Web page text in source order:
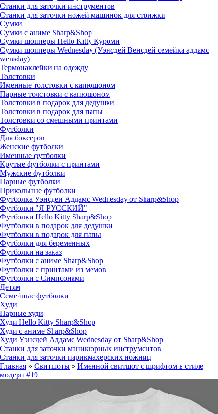
Станки для заточки инструментов
Станки для заточки ножей машинок для стрижки
Сумки
Сумки с аниме Sharp&Shop
Сумки шопперы Hello Kitty Куроми
Сумки шопперы Wednesday (Уэнсдей Венсдей семейка аддамс
wensday)
Термонаклейки на одежду
Толстовки
Именные толстовки с капюшоном
Парные толстовки с капюшоном
Толстовки в подарок для дедушки
Толстовки в подарок для папы
Толстовки со смешными принтами
Футболки
Для боксеров
Женские футболки
Именные футболки
Крутые футболки с принтами
Мужские футболки
Парные футболки
Прикольные футболки
Футболка Уэнсдей Аддамс Wednesday от Sharp&Shop
Футболки "Я РУССКИЙ"
Футболки Hello Kitty Sharp&Shop
Футболки в подарок для дедушки
Футболки в подарок для папы
Футболки для беременных
Футболки на заказ
Футболки с аниме Sharp&Shop
Футболки с принтами из мемов
Футболки с Симпсонами
Детям
Семейные футболки
Худи
Парные худи
Худи Hello Kitty Sharp&Shop
Худи с аниме Sharp&Shop
Худи Уэнсдей Аддамс Wednesday от Sharp&Shop
Станки для заточки маникюрных инструментов
Станки для заточки парикмахерских ножниц
Главная » Свитшоты » Именной свитшот с шрифтом в стиле
модерн #19